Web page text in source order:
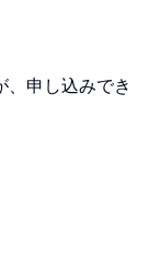
、申し込みでき